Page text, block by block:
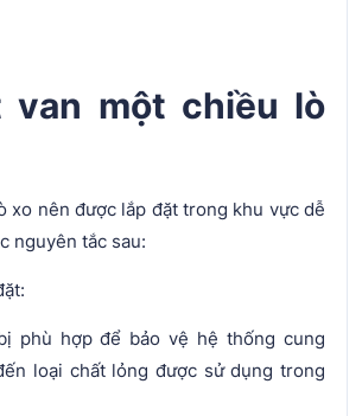
van một chiều lò
xo nên được lắp đặt trong khu vực dễ
nguyên tắc sau:
phù hợp để bảo vệ hệ thống cung
loại chất lỏng được sử dụng trong